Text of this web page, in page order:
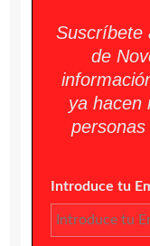
Suscríbete
de
ya hacen
Introduce tu